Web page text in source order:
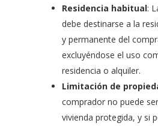
Residencia habitual:
debe destinarse a la
y permanente del
excluyéndose el uso
residencia o alquiler.
Limitación de
comprador no puede
vivienda protegida, y si